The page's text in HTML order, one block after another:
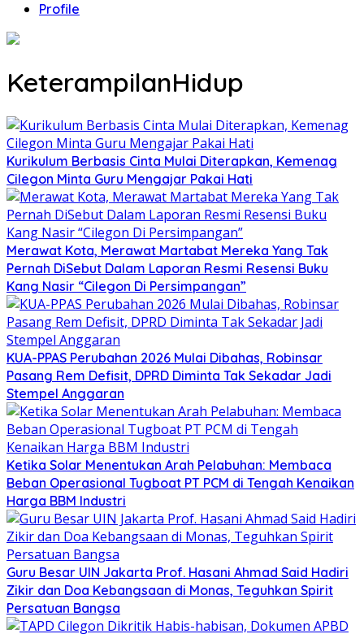
Profile
KeterampilanHidup
Kurikulum Berbasis Cinta Mulai Diterapkan, Kemenag
Cilegon Minta Guru Mengajar Pakai Hati
Merawat Kota, Merawat Martabat Mereka Yang Tak
Pernah DiSebut Dalam Laporan Resmi Resensi Buku
Kang Nasir “Cilegon Di Persimpangan”
KUA-PPAS Perubahan 2026 Mulai Dibahas, Robinsar
Pasang Rem Defisit, DPRD Diminta Tak Sekadar Jadi
Stempel Anggaran
Ketika Solar Menentukan Arah Pelabuhan: Membaca
Beban Operasional Tugboat PT PCM di Tengah Kenaikan
Harga BBM Industri
Guru Besar UIN Jakarta Prof. Hasani Ahmad Said Hadiri
Zikir dan Doa Kebangsaan di Monas, Teguhkan Spirit
Persatuan Bangsa